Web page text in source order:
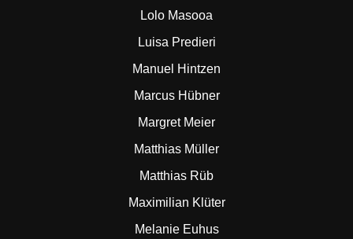
Lolo Masooa
Luisa Predieri
Manuel Hintzen
Marcus Hübner
Margret Meier
Matthias Müller
Matthias Rüb
Maximilian Klüter
Melanie Euhus